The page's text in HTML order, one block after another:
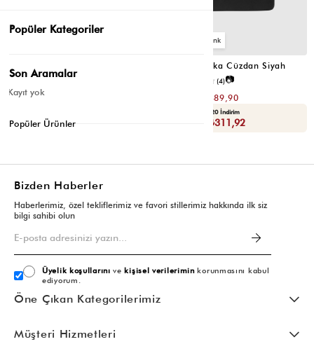
📷
₺299,80
Sepette : ₺119,92
Portföy Tabaka Cüzdan Siyah
(4)📷
₺389,90
Yaza Özel Ek %20 İndirim
Sepette : ₺311,92
Bizden Haberler
Haberlerimiz, özel tekliflerimiz ve favori stillerimiz hakkında ilk siz
bilgi sahibi olun
Üyelik koşullarını vekişisel verileriminkorunmasını kabul
ediyorum.
Öne Çıkan Kategorilerimiz
Müşteri Hizmetleri
Popüler Kategoriler
Son Aramalar
Kayıt yok
Popüler Ürünler